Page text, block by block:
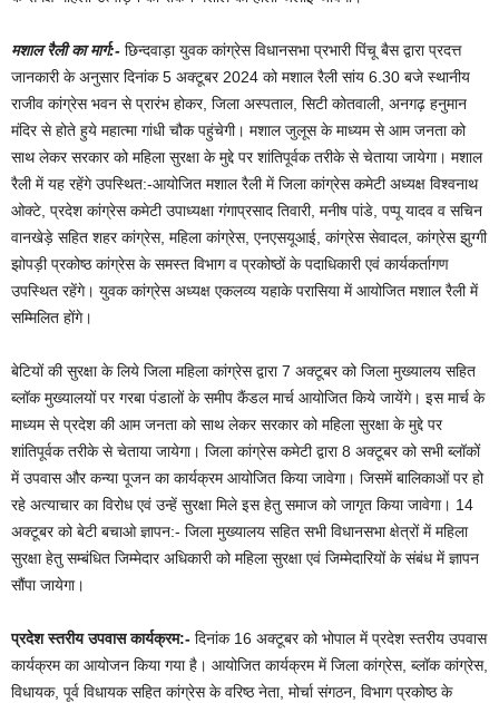
मशाल रैली का मार्ग:- छिन्दवाड़ा युवक कांग्रेस विधानसभा प्रभारी पिंचू बैस द्वारा प्रदत्त
जानकारी के अनुसार दिनांक 5 अक्टूबर 2024 को मशाल रैली सांय 6.30 बजे स्थानीय
राजीव कांग्रेस भवन से प्रारंभ होकर, जिला अस्पताल, सिटी कोतवाली, अनगढ़ हनुमान
मंदिर से होते हुये महात्मा गांधी चौक पहुंचेगी। मशाल जुलूस के माध्यम से आम जनता को
साथ लेकर सरकार को महिला सुरक्षा के मुद्दे पर शांतिपूर्वक तरीके से चेताया जायेगा। मशाल
रैली में यह रहेंगे उपस्थित:-आयोजित मशाल रैली में जिला कांग्रेस कमेटी अध्यक्ष विश्वनाथ
ओक्टे, प्रदेश कांग्रेस कमेटी उपाध्यक्षा गंगाप्रसाद तिवारी, मनीष पांडे, पप्पू यादव व सचिन
वानखेड़े सहित शहर कांग्रेस, महिला कांग्रेस, एनएसयूआई, कांग्रेस सेवादल, कांग्रेस झुग्गी
झोपड़ी प्रकोष्ठ कांग्रेस के समस्त विभाग व प्रकोष्ठों के पदाधिकारी एवं कार्यकर्तागण
उपस्थित रहेंगे। युवक कांग्रेस अध्यक्ष एकलव्य यहाके परासिया में आयोजित मशाल रैली में
सम्मिलित होंगे।
बेटियों की सुरक्षा के लिये जिला महिला कांग्रेस द्वारा 7 अक्टूबर को जिला मुख्यालय सहित
ब्लॉक मुख्यालयों पर गरबा पंडालों के समीप कैंडल मार्च आयोजित किये जायेंगे। इस मार्च के
माध्यम से प्रदेश की आम जनता को साथ लेकर सरकार को महिला सुरक्षा के मुद्दे पर
शांतिपूर्वक तरीके से चेताया जायेगा। जिला कांग्रेस कमेटी द्वारा 8 अक्टूबर को सभी ब्लॉकों
में उपवास और कन्या पूजन का कार्यक्रम आयोजित किया जावेगा। जिसमें बालिकाओं पर हो
रहे अत्याचार का विरोध एवं उन्हें सुरक्षा मिले इस हेतु समाज को जागृत किया जावेगा। 14
अक्टूबर को बेटी बचाओ ज्ञापन:- जिला मुख्यालय सहित सभी विधानसभा क्षेत्रों में महिला
सुरक्षा हेतु सम्बंधित जिम्मेदार अधिकारी को महिला सुरक्षा एवं जिम्मेदारियों के संबंध में ज्ञापन
सौंपा जायेगा।
प्रदेश स्तरीय उपवास कार्यक्रम:- दिनांक 16 अक्टूबर को भोपाल में प्रदेश स्तरीय उपवास
कार्यक्रम का आयोजन किया गया है। आयोजित कार्यक्रम में जिला कांग्रेस, ब्लॉक कांग्रेस,
विधायक, पूर्व विधायक सहित कांग्रेस के वरिष्ठ नेता, मोर्चा संगठन, विभाग प्रकोष्ठ के